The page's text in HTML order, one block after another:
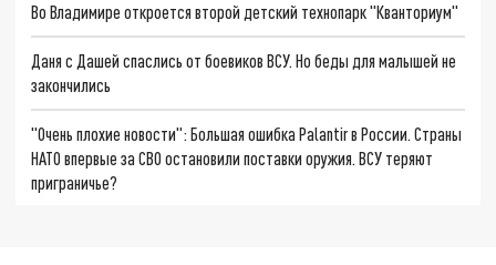
Во Владимире откроется второй детский технопарк "Кванториум"
Даня с Дашей спаслись от боевиков ВСУ. Но беды для малышей не
закончились
"Очень плохие новости": Большая ошибка Palantir в России. Страны
НАТО впервые за СВО остановили поставки оружия. ВСУ теряют
приграничье?